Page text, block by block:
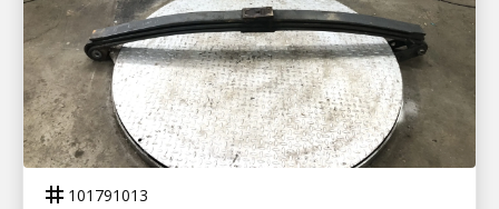
101791013
VOORVEER XF106/CF86
tag 101791013